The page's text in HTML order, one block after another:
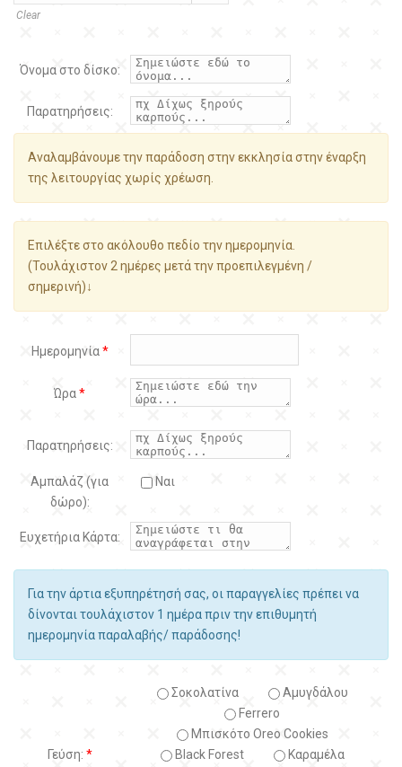
Clear
Όνομα στο δίσκο:
Παρατηρήσεις:
Αναλαμβάνουμε την παράδοση στην εκκλησία στην έναρξη
της λειτουργίας χωρίς χρέωση.
Επιλέξτε στο ακόλουθο πεδίο την ημερομηνία.
(Τουλάχιστον 2 ημέρες μετά την προεπιλεγμένη /
σημερινή)↓
Ημερομηνία*
Ώρα*
Παρατηρήσεις:
Αμπαλάζ (για
δώρο):
Ναι
Ευχετήρια Κάρτα:
Για την άρτια εξυπηρέτησή σας, οι παραγγελίες πρέπει να
δίνονται τουλάχιστον 1 ημέρα πριν την επιθυμητή
ημερομηνία παραλαβής/ παράδοσης!
Γεύση: *
Σοκολατίνα
Αμυγδάλου
Ferrero
Μπισκότο Oreo Cookies
Black Forest
Kαραμέλα